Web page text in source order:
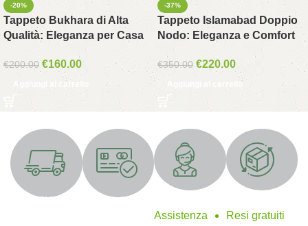
-20%
Tappeto Bukhara di Alta
Qualità: Eleganza per Casa
€200.00 €160.00
Aggiungi al carrello
-37%
Tappeto Islamabad Doppio
Nodo: Eleganza e Comfort
€350.00 €220.00
Aggiungi al carrello
SPEDIZIONE
Metodi di
Supporto 24/7
Assistenza
Resi gratuiti
Resi gratuiti